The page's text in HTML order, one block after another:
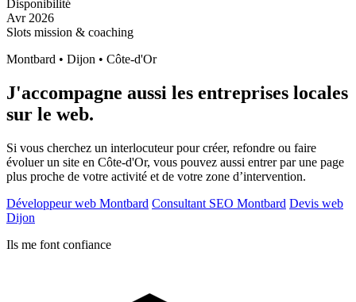
Disponibilité
Avr 2026
Slots mission & coaching
Montbard • Dijon • Côte-d'Or
J'accompagne aussi les entreprises locales
sur le web.
Si vous cherchez un interlocuteur pour créer, refondre ou faire
évoluer un site en Côte-d'Or, vous pouvez aussi entrer par une page
plus proche de votre activité et de votre zone d’intervention.
Développeur web Montbard Consultant SEO Montbard Devis web
Dijon
Ils me font confiance